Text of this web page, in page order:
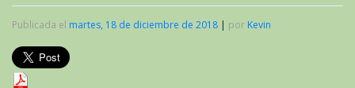
Publicada el martes, 18 de diciembre de 2018 | por Kevin